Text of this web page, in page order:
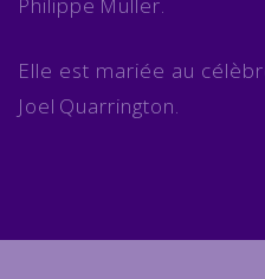
Elle est mariée au
Joel Quarrington.